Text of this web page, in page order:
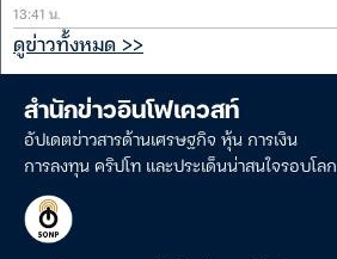
13:41 น.
ดูข่าวทั้งหมด >>
สำนักข่าวอินโฟเควสท์
อัปเดตข่าวสารด้านเศรษฐกิจ หุ้น การเงิน
การลงทุน คริปโท และประเด็นน่าสนใจรอบโลก